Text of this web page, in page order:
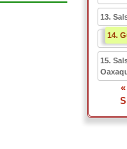
13.
14.
15.